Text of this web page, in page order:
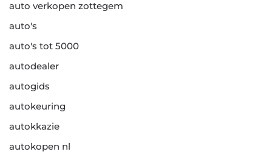
auto verkopen zottegem
auto's
auto's tot 5000
autodealer
autogids
autokeuring
autokkazie
autokopen nl